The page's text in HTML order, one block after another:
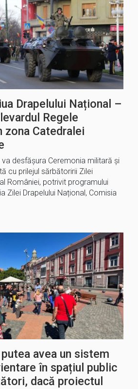
Drapelului Național –
Regele
zona Catedralei
va desfășura Ceremonia militară și
cu prilejul sărbătoririi Zilei
României, potrivit programului
Zilei Drapelului Național, Comisia
avea un sistem
în spațiul public
dacă proiectul